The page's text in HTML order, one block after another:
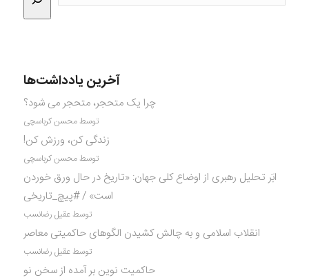
آخرین یادداشت‌ها
چرا یک متحجر، متحجر می شود؟
توسط محسن کرباسچی
زندگی کن، ورزش کن!
توسط محسن کرباسچی
ابَر تحلیل رهبری از اوضاع کلی جهان: «تاریخ در حال ورق خوردن
است» / #پیچ_تاریخی
توسط عقیل رضانسب
انقلاب اسلامی و به چالش کشیدن الگوهای حاکمیتی معاصر
توسط عقیل رضانسب
حاکمیت نوین بر آمده از سخن نو